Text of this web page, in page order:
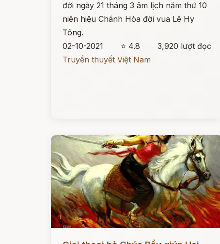
đời ngày 21 tháng 3 âm lịch năm thứ 10
niên hiệu Chánh Hòa đời vua Lê Hy
Tông.
02-10-2021
⭐ 4.8
3,920 lượt đọc
Truyền thuyết Việt Nam